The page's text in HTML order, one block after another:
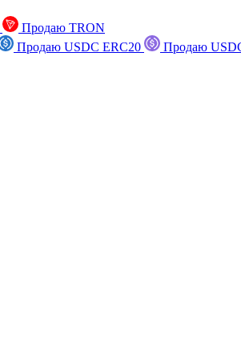
Продаю TRON
Продаю USDC ERC20
Продаю